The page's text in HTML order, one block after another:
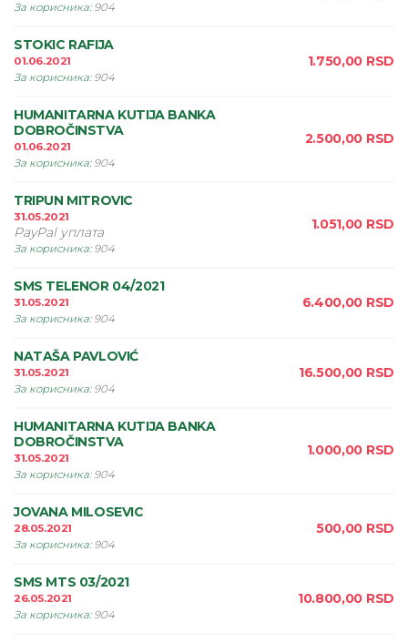
За корисника: 904
STOKIC RAFIJA
01.06.2021
За корисника: 904
1.750,00 RSD
HUMANITARNA KUTIJA BANKA
DOBROČINSTVA
01.06.2021
За корисника: 904
2.500,00 RSD
TRIPUN MITROVIC
31.05.2021
PayPal уплата
За корисника: 904
1.051,00 RSD
SMS TELENOR 04/2021
31.05.2021
За корисника: 904
6.400,00 RSD
NATAŠA PAVLOVIĆ
31.05.2021
За корисника: 904
16.500,00 RSD
HUMANITARNA KUTIJA BANKA
DOBROČINSTVA
31.05.2021
За корисника: 904
1.000,00 RSD
JOVANA MILOSEVIC
28.05.2021
За корисника: 904
500,00 RSD
SMS MTS 03/2021
26.05.2021
За корисника: 904
10.800,00 RSD